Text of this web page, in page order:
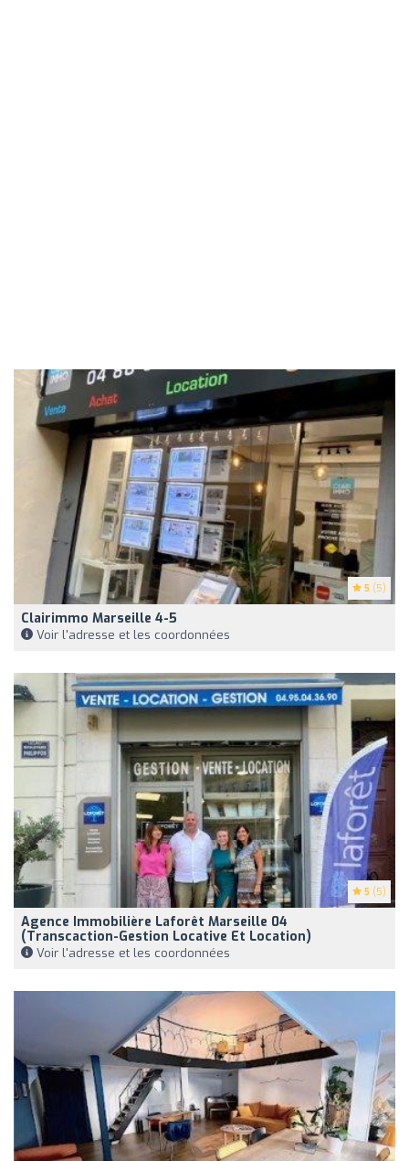
5 (5)
Clairimmo Marseille 4-5
Voir l'adresse et les coordonnées
5 (5)
Agence Immobilière Laforêt Marseille 04
(Transcaction-Gestion Locative Et Location)
Voir l'adresse et les coordonnées